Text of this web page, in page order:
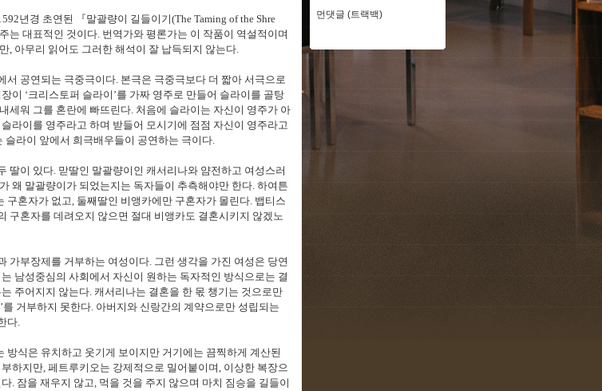
년경 초연된 『말괄량이 길들이기(The Taming of the Shre
는 대표적인 것이다. 번역가와 평론가는 이 작품이 역설적이며
, 아무리 읽어도 그러한 해석이 잘 납득되지 않는다.
서 공연되는 극중극이다. 본극은 극중극보다 더 짧아 서극으로
이 ‘크리스토퍼 슬라이 ’를 가짜 영주로 만들어 슬라이를 골탕
세워 그를 혼란에 빠뜨린다. 처음에 슬라이는 자신이 영주가 아
라이를 영주라고 하며 받들어 모시기에 점점 자신이 영주라고
슬라이 앞에서 희극배우들이 공연하는 극이다.
딸이 있다. 맏딸인 말괄량이인 캐서리나와 얌전하고 여성스러
왜 말괄량이가 되었는지는 독자들이 추측해야만 한다. 하여튼
구혼자가 없고, 둘째딸인 비앵카에만 구혼자가 몰린다. 뱁티스
구혼자를 데려오지 않으면 절대 비앵카도 결혼시키지 않겠노
가부장제를 거부하는 여성이다. 그런 생각을 가진 여성은 당연
남성중심의 사회에서 자신이 원하는 독자적인 방식으로는 결
주어지지 않는다. 캐서리나는 결혼을 한 몫 챙기는 것으로만
’를 거부하지 못한다. 아버지와 신랑간의 계약으로만 성립되는
다.
방식은 유치하고 웃기게 보이지만 거기에는 끔찍하게 계산된
하지만, 페트루키오는 강제적으로 밀어붙이며, 이상한 복장으
. 잠을 재우지 않고, 먹을 것을 주지 않으며 마치 짐승을 길들이
먼댓글 (트랙백)